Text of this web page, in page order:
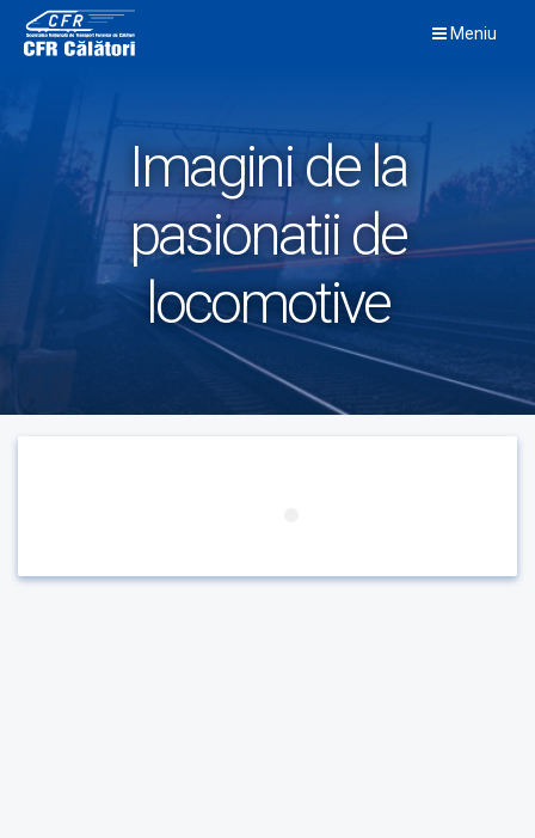
content
Meniu
Imagini de la
pasionatii de
locomotive